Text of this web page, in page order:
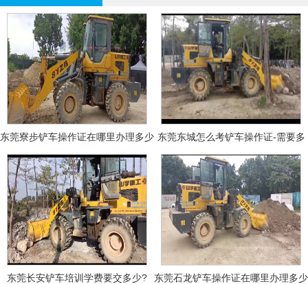
东莞寮步铲车操作证在哪里办理多少
钱
东莞东城怎么考铲车操作证-需要多
少钱?
东莞长安铲车培训学费要交多少?
东莞石龙铲车操作证在哪里办理多少